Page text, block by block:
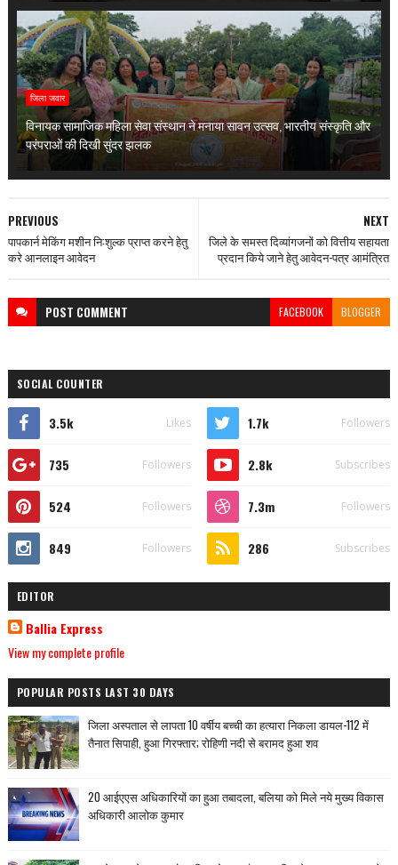
जिला जवार
विनायक सामाजिक महिला सेवा संस्थान ने मनाया सावन उत्सव, भारतीय संस्कृति और
परंपराओं की दिखी सुंदर झलक
NEXT
जिले के समस्त दिव्यांगजनों को वित्तीय सहायता
प्रदान किये जाने हेतु आवेदन-पत्र आमंत्रित
PREVIOUS
पापकार्न मेकिंग मशीन नि:शुल्क प्राप्त करने हेतु
करे आनलाइन आवेदन
POST COMMENT FACEBOOK BLOGGER
SOCIAL COUNTER
3.5k Likes 1.7k Followers
735 Followers 2.8k Subscribes
524 Followers 7.3m Followers
849 Followers 286 Subscribes
EDITOR
Ballia Express
View my complete profile
POPULAR POSTS LAST 30 DAYS
जिला अस्पताल से लापता 10 वर्षीय बच्ची का हत्यारा निकला डायल-112 में
तैनात सिपाही, हुआ गिरफ्तार; रोहिणी नदी से बरामद हुआ शव
20 आईएएस अधिकारियों का हुआ तबादला, बलिया को मिले नये मुख्य विकास
अधिकारी आलोक कुमार